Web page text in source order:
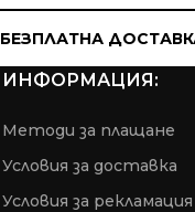
БЕЗПЛАТНА
ИНФОРМАЦИЯ:
Методи за плащане
Условия за доставка
Условия за рекламация